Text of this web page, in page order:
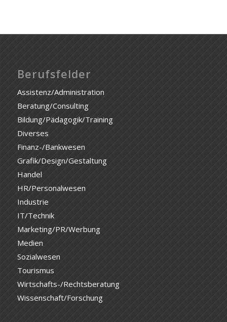
Berufsfelder
Assistenz/Administration
Beratung/Consulting
Bildung/Pädagogik/Training
Diverses
Finanz-/Bankwesen
Grafik/Design/Gestaltung
Handel
HR/Personalwesen
Industrie
IT/Technik
Marketing/PR/Werbung
Medien
Sozialwesen
Tourismus
Wirtschafts-/Rechtsberatung
Wissenschaft/Forschung